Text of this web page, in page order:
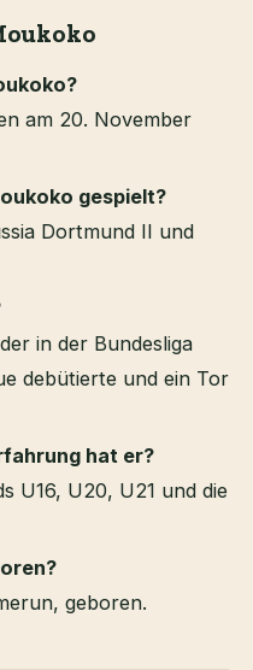
am 20. November
gespielt?
Dortmund II und
in der Bundesliga
debütierte und ein Tor
hat er?
U16, U20, U21 und die
geboren.